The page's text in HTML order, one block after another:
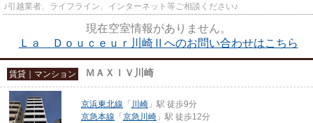
♪引越業者、ライフライン、インターネット等ご相談ください♪
現在空室情報がありません。
Ｌａ Ｄｏｕｃｅｕｒ川崎Ⅱへのお問い合わせはこちら
賃貸｜マンション ＭＡＸＩＶ川崎
京浜東北線 「 川崎 」駅 徒歩9分
京急本線 「 京急川崎 」駅 徒歩12分